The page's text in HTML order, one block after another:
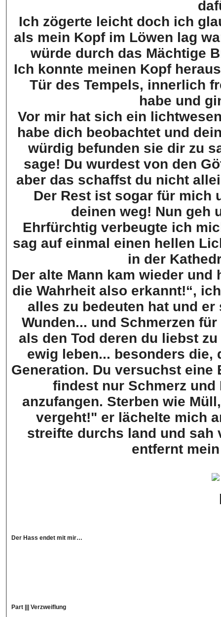
Ich zögerte leicht doch ich
als mein Kopf im Löwen lag war
würde durch das Mächtige
Ich konnte meinen Kopf
Tür des Tempels, innerlich
habe und
Vor mir hat sich ein
habe dich beobachtet und
würdig befunden sie dir zu
sage! Du wurdest von den
aber das schaffst du nicht
Der Rest ist sogar für mich
deinen weg! Nun
Ehrfürchtig verbeugte ich
sag auf einmal einen hellen
in der
Der alte Mann kam wieder
die Wahrheit also erkannt!“,
alles zu bedeuten hat und
Wunden... und Schmerzen
als den Tod deren du liebst
ewig leben... besonders die,
Generation. Du versuchst eine
findest nur Schmerz
anzufangen. Sterben wie
vergeht!" er lächelte mich
streifte durchs land und sah
entfernt
Der Hass endet mit mir…
Part ||| Verzweiflung